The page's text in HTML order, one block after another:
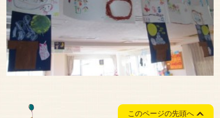
このページの先頭へ